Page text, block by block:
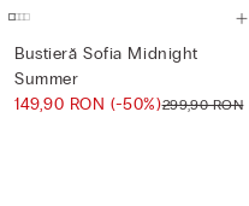
Bustieră Sofia Midnight
Summer
149,90 RON(-50%)299,90 RON